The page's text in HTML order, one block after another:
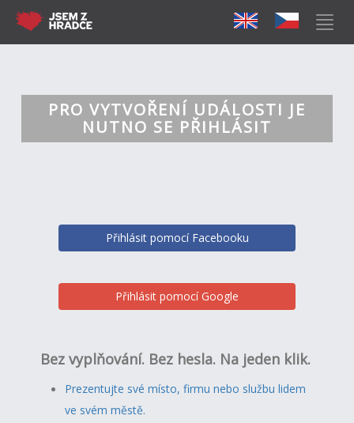
PRO VYTVOŘENÍ UDÁLOSTI JE
NUTNO SE PŘIHLÁSIT
Přihlásit pomocí Facebooku
Přihlásit pomocí Google
Bez vyplňování. Bez hesla. Na jeden klik.
Prezentujte své místo, firmu nebo službu lidem
ve svém městě.